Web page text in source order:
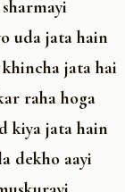
uda jata hain
jata hai
raha hoga
kiya jata hain
dekho aayi